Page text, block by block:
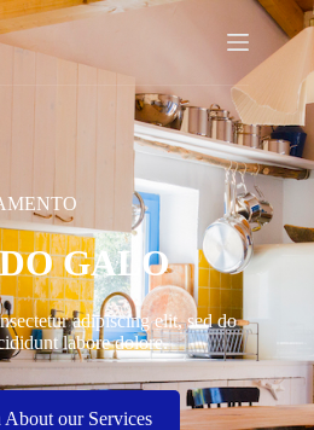
GALO
adipiscing elit, sed do
labore dolore.
our Services